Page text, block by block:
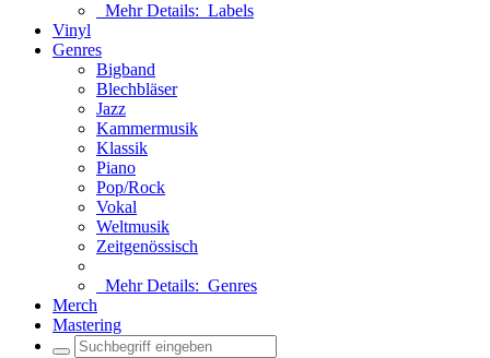
Mehr Details: Labels
Vinyl
Genres
Bigband
Blechbläser
Jazz
Kammermusik
Klassik
Piano
Pop/Rock
Vokal
Weltmusik
Zeitgenössisch
Mehr Details: Genres
Merch
Mastering